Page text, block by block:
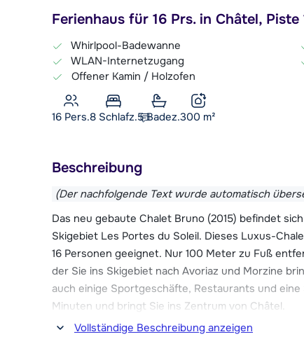
Ferienhaus für 16 Prs. in Châtel,
Whirlpool-Badewanne
WLAN-Internetzugang
Offener Kamin / Holzofen
16 Pers.8 Schlafz.5 Badez.300 m²
Beschreibung
(Der nachfolgende Text wurde automatisch
Das neu gebaute Chalet Bruno (2015) befindet
Skigebiet Les Portes du Soleil. Dieses Luxus-
16 Personen geeignet. Nur 100 Meter zu Fuß
der Sie ins Skigebiet nach Avoriaz und Morzine
auch einige Sportgeschäfte, Restaurants und
Minuten und bringt Sie ins Zentrum von Châtel.
Vollständige Beschreibung anzeigen